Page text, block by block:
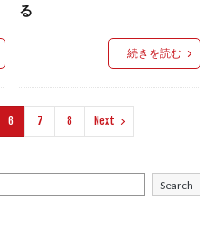
る
続きを読む
6 7 8 Next
Search